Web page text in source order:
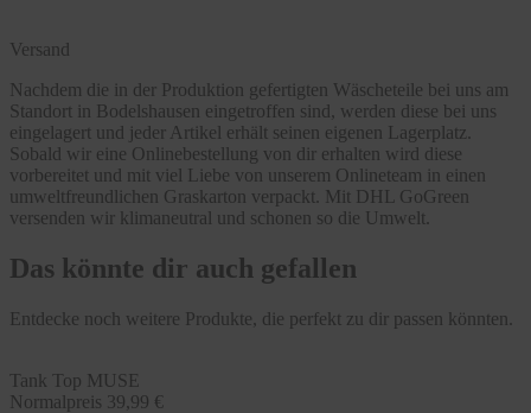
Versand
Nachdem die in der Produktion gefertigten Wäscheteile bei uns am
Standort in Bodelshausen eingetroffen sind, werden diese bei uns
eingelagert und jeder Artikel erhält seinen eigenen Lagerplatz.
Sobald wir eine Onlinebestellung von dir erhalten wird diese
vorbereitet und mit viel Liebe von unserem Onlineteam in einen
umweltfreundlichen Graskarton verpackt. Mit DHL GoGreen
versenden wir klimaneutral und schonen so die Umwelt.
Das könnte dir auch gefallen
Entdecke noch weitere Produkte, die perfekt zu dir passen könnten.
Tank Top MUSE
Normalpreis 39,99 €